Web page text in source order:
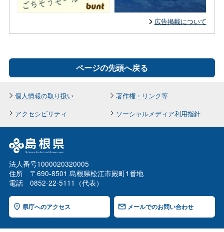
広告掲載について
ページの先頭へ戻る
個人情報の取り扱い
著作権・リンク等
アクセシビリティ
ソーシャルメディア利用指針
法人番号1000020320005
住所 〒690-8501 島根県松江市殿町1番地
電話 0852-22-5111（代表）
県庁へのアクセス メールでのお問い合わせ